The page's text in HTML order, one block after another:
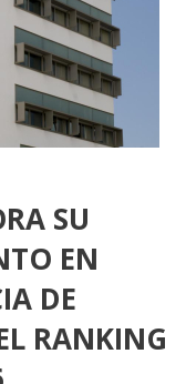
SU
EN
DE
RANKING